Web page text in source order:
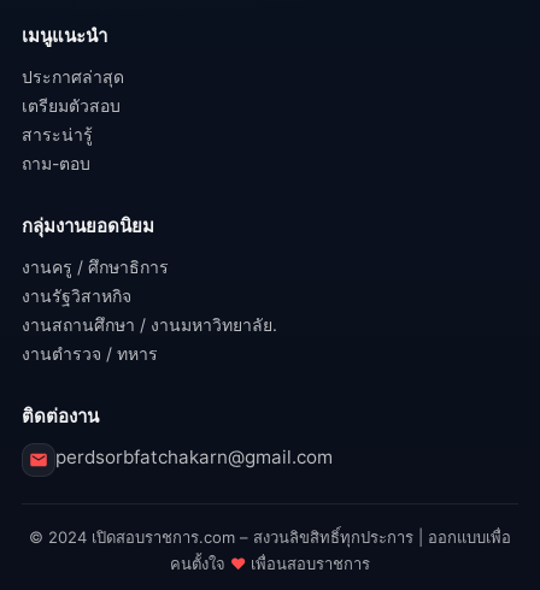
เมนูแนะนำ
ประกาศล่าสุด
เตรียมตัวสอบ
สาระน่ารู้
ถาม-ตอบ
กลุ่มงานยอดนิยม
งานครู / ศึกษาธิการ
งานรัฐวิสาหกิจ
งานสถานศึกษา / งานมหาวิทยาลัย.
งานตำรวจ / ทหาร
ติดต่องาน
perdsorbfatchakarn@gmail.com
© 2024 เปิดสอบราชการ.com – สงวนลิขสิทธิ์ทุกประการ | ออกแบบเพื่อ
คนตั้งใจ ♥ เพื่อนสอบราชการ